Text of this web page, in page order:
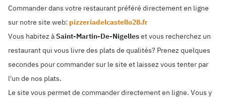
Commander dans votre restaurant préféré directement en ligne
sur notre site web: pizzeriadelcastello28.fr
Vous habitez àSaint-Martin-De-Nigelleset vous recherchez un
restaurant qui vous livre des plats de qualités? Prenez quelques
secondes pour commander sur le site et laissez vous tenter par
l'un de nos plats.
Le site vous permet de commander directement en ligne. Vous y